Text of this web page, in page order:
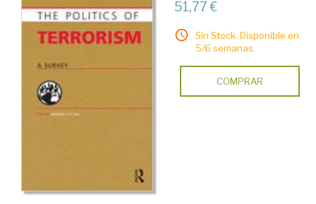
51,77 €
Sin Stock. Disponible en
5/6 semanas.
COMPRAR